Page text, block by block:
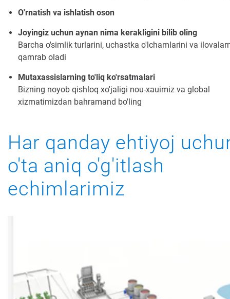
O'rnatish va ishlatish oson
Joyingiz uchun aynan nima kerakligini bilib oling
Barcha o'simlik turlarini, uchastka o'lchamlarini va
qamrab oladi
Mutaxassislarning to'liq ko'rsatmalari
Bizning noyob qishloq xo'jaligi nou-xauimiz va global
xizmatimizdan bahramand bo'ling
Har qanday ehtiyoj
o'ta aniq o'g'itlash
echimlarimiz